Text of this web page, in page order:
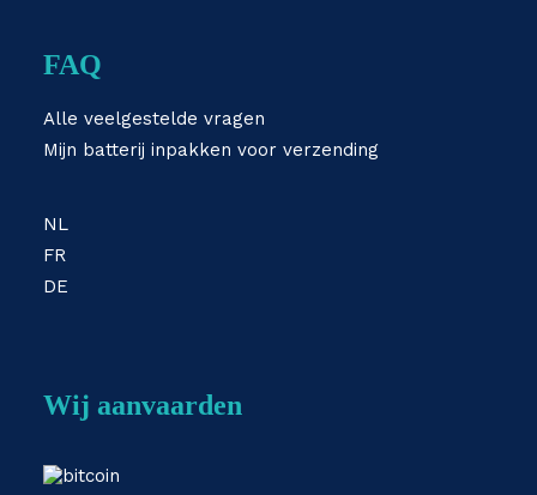
FAQ
Alle veelgestelde vragen
Mijn batterij inpakken voor verzending
NL
FR
DE
Wij aanvaarden